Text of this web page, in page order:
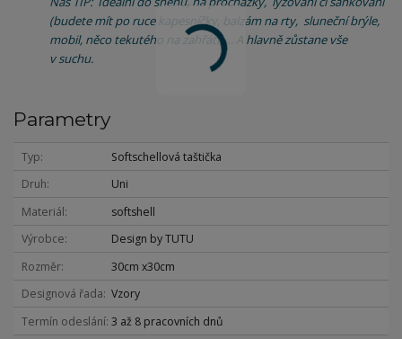
(budete mít po ruce kapesníčky, balzám na rty, sluneční brýle,
mobil, něco tekutého na zahřátí,…. A hlavně zůstane vše
v suchu.
Parametry
Typ
Softschellová taštička
Druh
Uni
Materiál
softshell
Výrobce
Design by TUTU
Rozměr
30cm x30cm
Designová řada Vzory
Termín odeslání 3 až 8 pracovních dnů